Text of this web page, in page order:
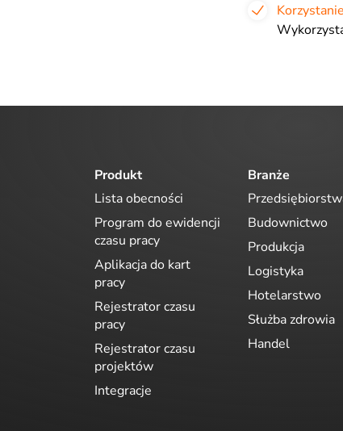
Produkt
Lista obecności
Program do ewidencji
czasu pracy
Aplikacja do kart
pracy
Rejestrator czasu
pracy
Rejestrator czasu
projektów
Integracje
Branże
Budownictwo
Produkcja
Logistyka
Hotelarstwo
Służba zdrowia
Handel